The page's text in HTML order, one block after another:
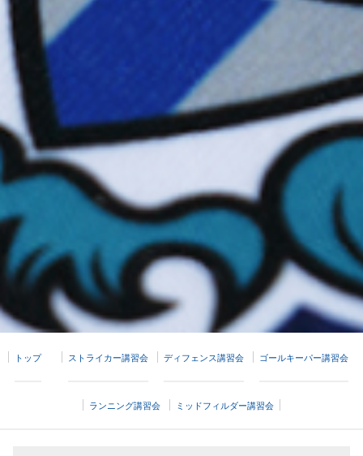
トップ ストライカー講習会 ディフェンス講習会 ゴールキーパー講習会
ランニング講習会 ミッドフィルダー講習会